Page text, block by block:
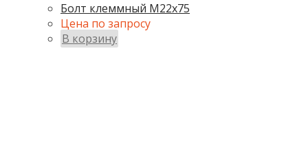
Болт клеммный М22х75
Цена по запросу
В корзину